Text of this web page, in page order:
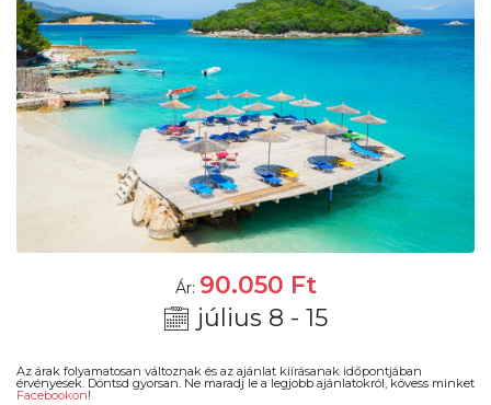
Ár: 90.050 Ft
július 8 - 15
Az árak folyamatosan változnak és az ajánlat kiírásanak időpontjában
érvényesek. Döntsd gyorsan. Ne maradj le a legjobb ajánlatokról, kövess minket
Facebookon!